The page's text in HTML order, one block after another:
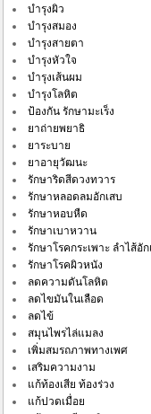
บำรุงผิว
บำรุงสมอง
บำรุงสายตา
บำรุงหัวใจ
บำรุงเส้นผม
บำรุงโลหิต
ป้องกัน รักษามะเร็ง
ยาถ่ายพยาธิ
ยาระบาย
ยาอายุวัฒนะ
รักษาริดสีดวงทวาร
รักษาหลอดลมอักเสบ
รักษาหอบหืด
รักษาเบาหวาน
รักษาโรคกระเพาะ ลำไส้อัก
รักษาโรคผิวหนัง
ลดความดันโลหิต
ลดไขมันในเลือด
ลดไข้
สมุนไพรไล่แมลง
เพิ่มสมรถภาพทางเพศ
เสริมความงาม
แก้ท้องเสีย ท้องร่วง
แก้ปวดเมื่อย